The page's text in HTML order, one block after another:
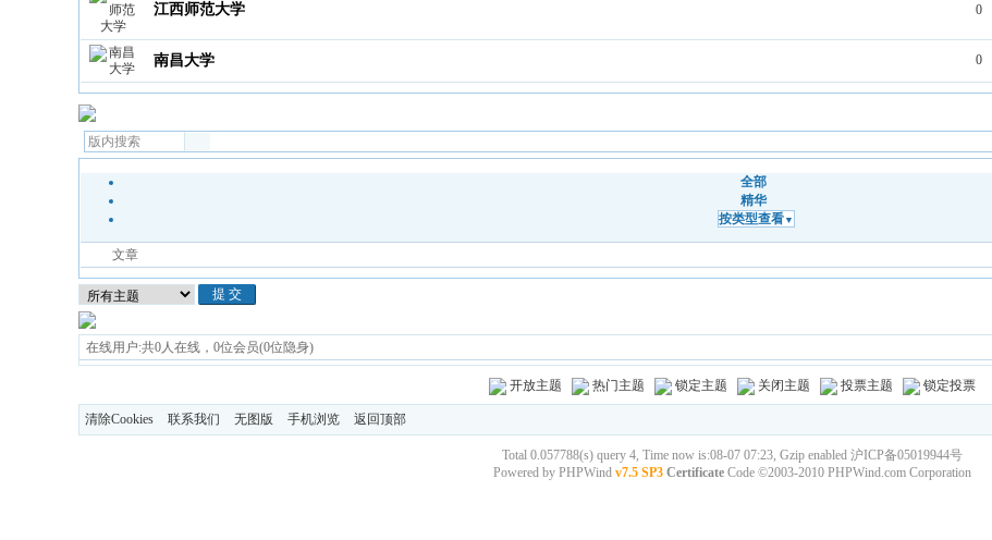
江西师范大学 0
南昌大学 0
全部
精华
按类型查看 ▼
文章
在线用户:共0人在线，0位会员(0位隐身)
开放主题 热门主题 锁定主题 关闭主题 投票主题 锁定投票
清除Cookies 联系我们 无图版 手机浏览 返回顶部
Total 0.057788(s) query 4, Time now is:08-07 07:23, Gzip enabled 沪ICP备05019944号
Powered by PHPWind v7.5 SP3 CertificateCode ©2003-2010 PHPWind.comCorporation